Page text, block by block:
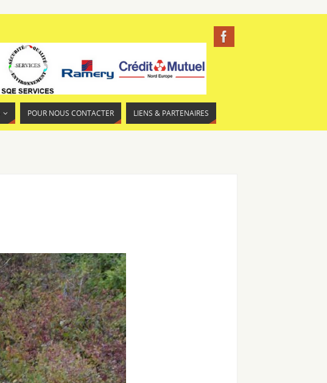
POUR NOUS CONTACTER LIENS & PARTENAIRES